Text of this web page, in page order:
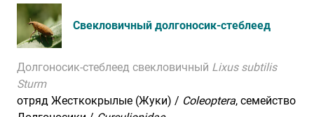
Свекловичный долгоносик-стеблеед
Долгоносик-стеблеед свекловичный Lixus subtilis
Sturm
отряд Жесткокрылые (Жуки) / Coleoptera, семейство